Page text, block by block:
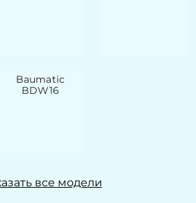
Baumatic
BDW16
все модели